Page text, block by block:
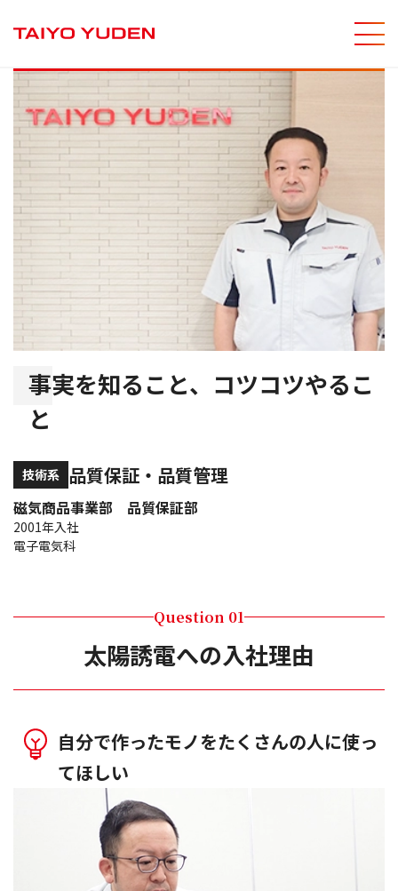
サイト内
メニ
事実を知ること、コツコツやるこ
と
技術系 品質保証・品質管理
磁気商品事業部 品質保証部
2001年入社
電子電気科
Question 01
太陽誘電への入社理由
自分で作ったモノをたくさんの人に使っ
てほしい